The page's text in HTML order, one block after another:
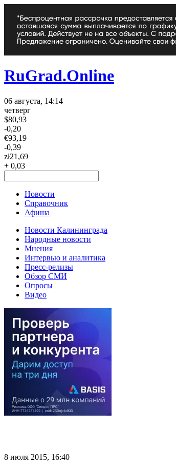
RuGrad.Online
06 августа, 14:14
четверг
$80,93
-0,20
€93,19
-0,39
zł21,69
+ 0,03
Новости
Справочник
Афиша
Новости Калининграда
Народные новости
Мнения
Интервью и аналитика
Пресс-релизы
Обзор СМИ
Опросы
Видео
8 июля 2015, 16:40